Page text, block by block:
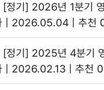
[정기] 2026년 1분기
2026.05.04 추천
[정기] 2025년 4분기
2026.02.13 추천 0